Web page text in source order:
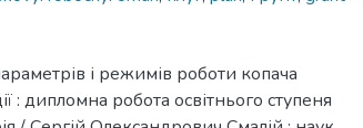
і режимів роботи копача
: дипломна робота освітнього ступеня